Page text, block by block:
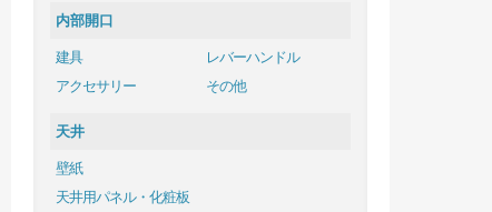
内部開口
建具
レバーハンドル
アクセサリー
その他
天井
壁紙
天井用パネル・化粧板